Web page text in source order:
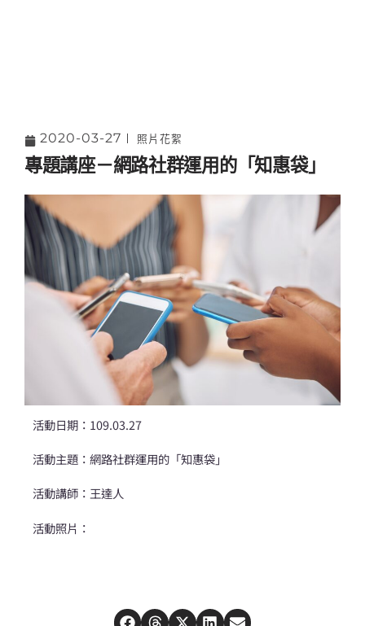
2020-03-27 照片花絮
專題講座－網路社群運用的「知惠袋」
活動日期：109.03.27
活動主題：網路社群運用的「知惠袋」
活動講師：王達人
活動照片：